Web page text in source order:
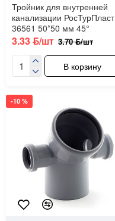
Тройник для внутренней
канализации РосТурПласт
36561 50*50 мм 45°
3.33 ƃ/шт 3.70 ƃ/шт
В корзину
-10 %